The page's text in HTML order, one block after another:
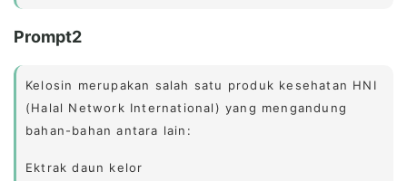
Prompt2
Kelosin merupakan salah satu produk kesehatan HNI
(Halal Network International) yang mengandung
bahan-bahan antara lain:
Ektrak daun kelor